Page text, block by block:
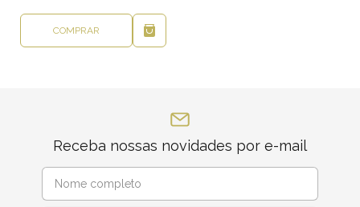
COMPRAR
Receba nossas novidades por e-mail